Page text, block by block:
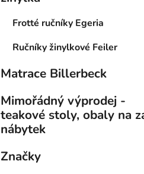
Frotté ručníky Egeria
Ručníky žinylkové Feiler
Matrace Billerbeck
Mimořádný výprodej -
teakové stoly, obaly na
nábytek
Značky